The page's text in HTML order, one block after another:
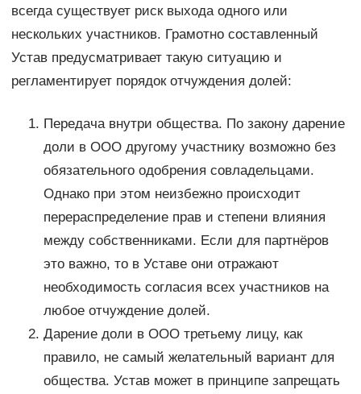
всегда существует риск выхода одного или
нескольких участников. Грамотно составленный
Устав предусматривает такую ситуацию и
регламентирует порядок отчуждения долей:
Передача внутри общества. По закону дарение
доли в ООО другому участнику возможно без
обязательного одобрения совладельцами.
Однако при этом неизбежно происходит
перераспределение прав и степени влияния
между собственниками. Если для партнёров
это важно, то в Уставе они отражают
необходимость согласия всех участников на
любое отчуждение долей.
Дарение доли в ООО третьему лицу, как
правило, не самый желательный вариант для
общества. Устав может в принципе запрещать